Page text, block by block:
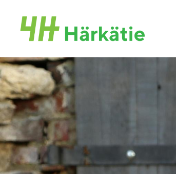
sivun
sisältöön
Härkätien 4H-yhdistys